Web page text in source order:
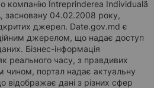
компанію Întreprinderea Individuală
засновану 04.02.2008 року,
джерел. Date.gov.md є
джерелом, що надає доступ
Бізнес-інформація
реального часу, з правдивих
чином, портал надає актуальну
відображає дані з різних сфер